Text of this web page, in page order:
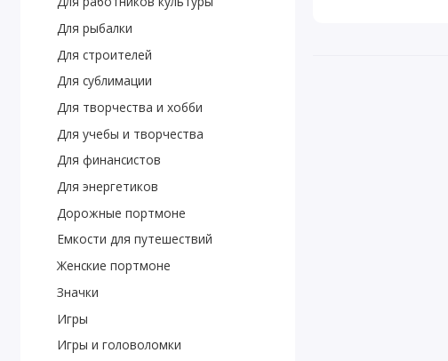
Для рыбалки
Для строителей
Для сублимации
Для творчества и хобби
Для учебы и творчества
Для финансистов
Для энергетиков
Дорожные портмоне
Емкости для путешествий
Женские портмоне
Значки
Игры
Игры и головоломки